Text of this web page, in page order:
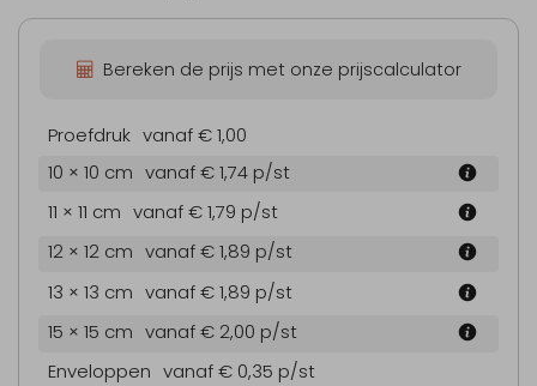
Bereken de prijs met onze prijscalculator
Proefdruk vanaf € 1,00
10 × 10 cm vanaf € 1,74 p/st
11 × 11 cm vanaf € 1,79 p/st
12 × 12 cm vanaf € 1,89 p/st
13 × 13 cm vanaf € 1,89 p/st
15 × 15 cm vanaf € 2,00 p/st
Enveloppen vanaf € 0,35 p/st